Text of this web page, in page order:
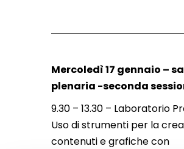
Mercoledì 17 gennaio –
plenaria -seconda
9.30 – 13.30 – Laboratorio
Uso di strumenti per la
contenuti e grafiche con